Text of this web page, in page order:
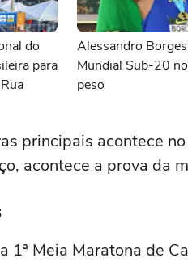
do
para
Alessandro
Mundial Sub-20
peso
principais acontece
acontece a prova da
1ª Meia Maratona de